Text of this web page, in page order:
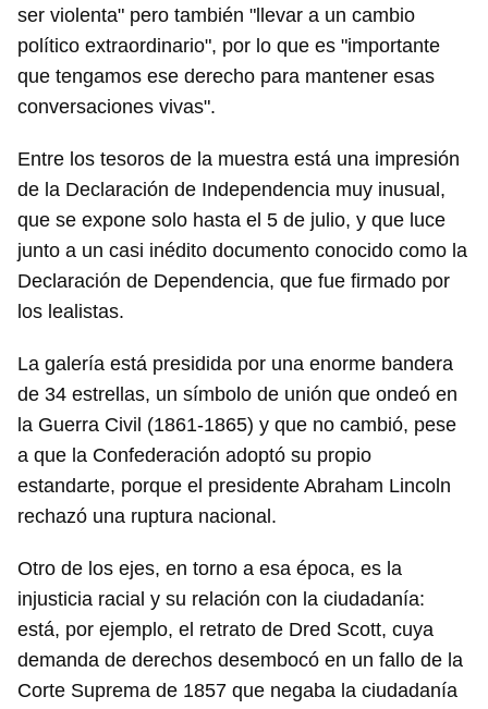
ser violenta" pero también "llevar a un cambio
político extraordinario", por lo que es "importante
que tengamos ese derecho para mantener esas
conversaciones vivas".
Entre los tesoros de la muestra está una impresión
de la Declaración de Independencia muy inusual,
que se expone solo hasta el 5 de julio, y que luce
junto a un casi inédito documento conocido como la
Declaración de Dependencia, que fue firmado por
los lealistas.
La galería está presidida por una enorme bandera
de 34 estrellas, un símbolo de unión que ondeó en
la Guerra Civil (1861-1865) y que no cambió, pese
a que la Confederación adoptó su propio
estandarte, porque el presidente Abraham Lincoln
rechazó una ruptura nacional.
Otro de los ejes, en torno a esa época, es la
injusticia racial y su relación con la ciudadanía:
está, por ejemplo, el retrato de Dred Scott, cuya
demanda de derechos desembocó en un fallo de la
Corte Suprema de 1857 que negaba la ciudadanía